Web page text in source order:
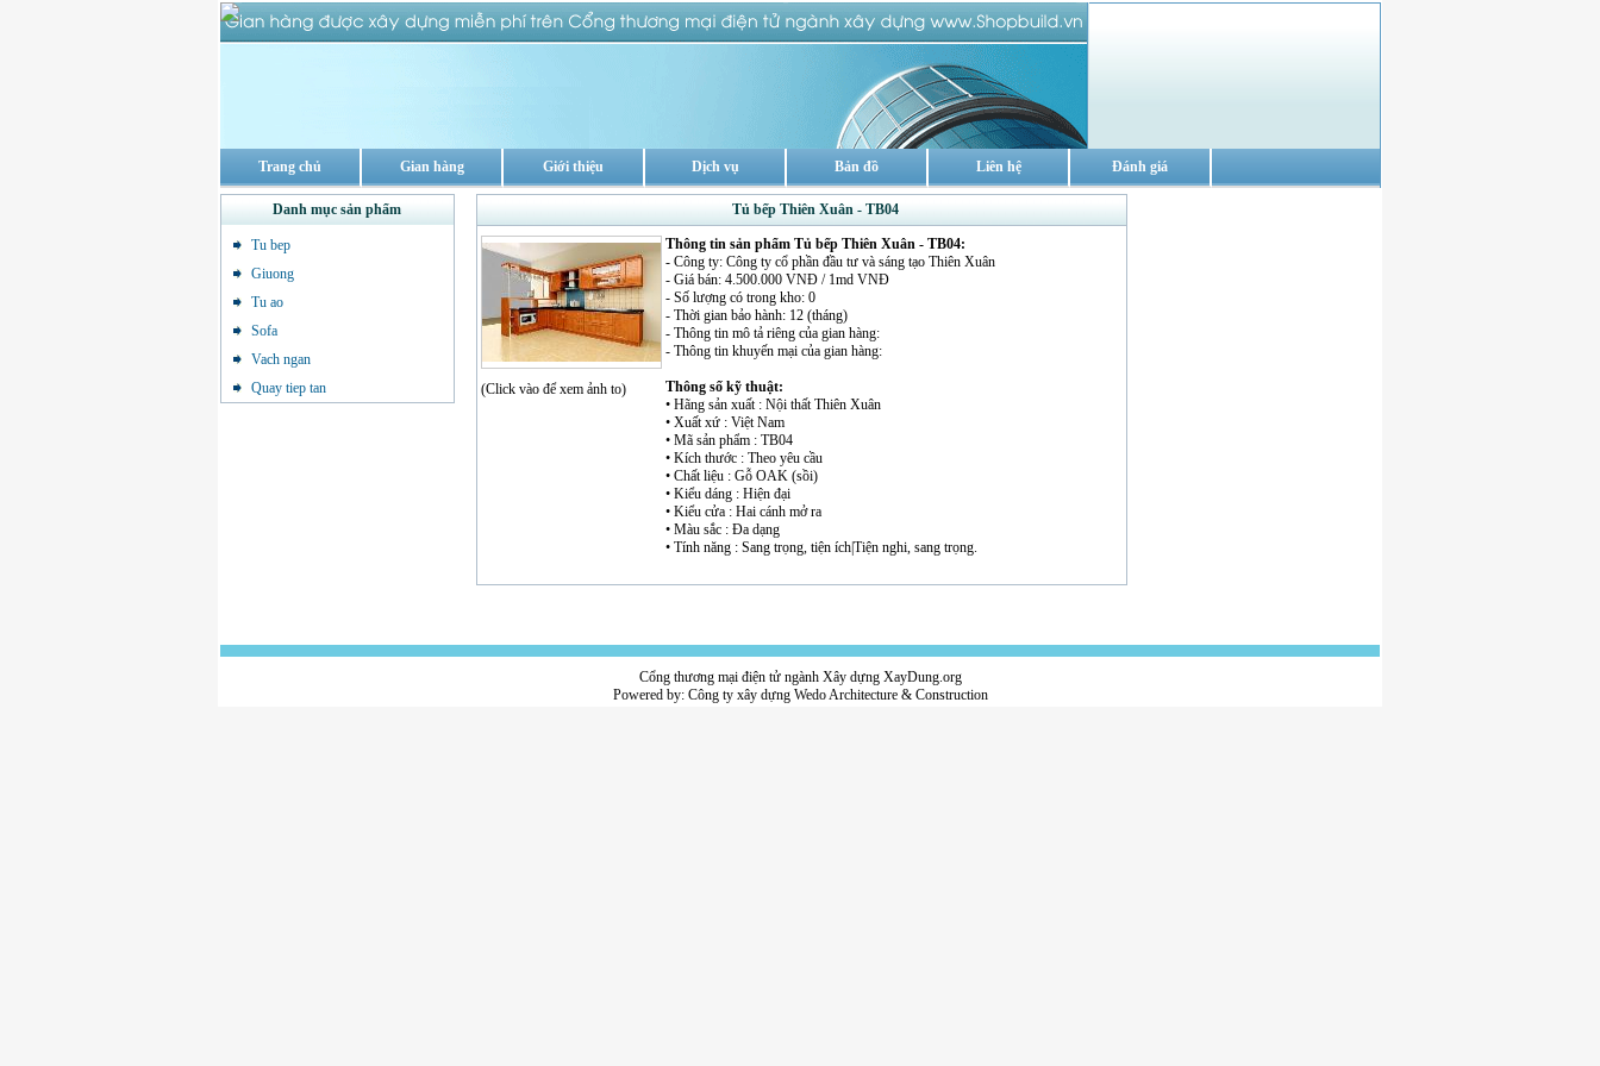
Trang chủ Gian hàng Giới thiệu Dịch vụ Bản đồ Liên hệ Đánh giá
Danh mục sản phẩm
Tu bep
Giuong
Tu ao
Sofa
Vach ngan
Quay tiep tan
Tủ bếp Thiên Xuân - TB04
(Click vào để xem ảnh to)
Thông tin sản phẩm Tủ bếp Thiên Xuân - TB04:
- Công ty: Công ty cổ phần đầu tư và sáng tạo Thiên Xuân
- Giá bán: 4.500.000 VNĐ / 1md VNĐ
- Số lượng có trong kho: 0
- Thời gian bảo hành: 12 (tháng)
- Thông tin mô tả riêng của gian hàng:
- Thông tin khuyến mại của gian hàng:
Thông số kỹ thuật:
• Hãng sản xuất : Nội thất Thiên Xuân
• Xuất xứ : Việt Nam
• Mã sản phẩm : TB04
• Kích thước : Theo yêu cầu
• Chất liệu : Gỗ OAK (sồi)
• Kiểu dáng : Hiện đại
• Kiểu cửa : Hai cánh mở ra
• Màu sắc : Đa dạng
• Tính năng : Sang trọng, tiện ích|Tiện nghi, sang trọng.
Cổng thương mại điện tử ngành Xây dựng XayDung.org
Powered by: Công ty xây dựngWedo Architecture & Construction